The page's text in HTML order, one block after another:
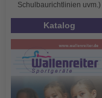
Schulbaurichtlinien uvm.)
Katalog